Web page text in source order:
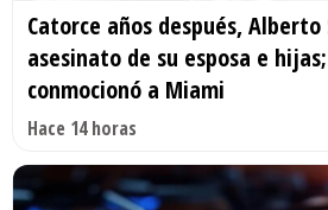
Catorce años después,
asesinato de su esposa e
conmocionó a Miami
Hace 14 horas